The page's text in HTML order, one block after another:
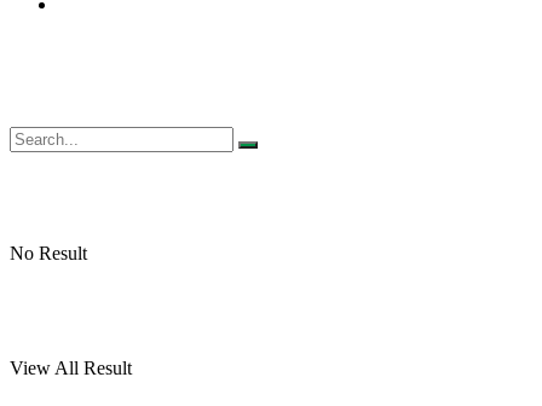
No Result
View All Result